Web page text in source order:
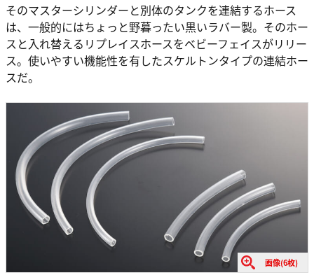
そのマスターシリンダーと別体のタンクを連結するホース
は、一般的にはちょっと野暮ったい黒いラバー製。そのホー
スと入れ替えるリプレイスホースをベビーフェイスがリリー
ス。使いやすい機能性を有したスケルトンタイプの連結ホー
スだ。
画像(6枚)